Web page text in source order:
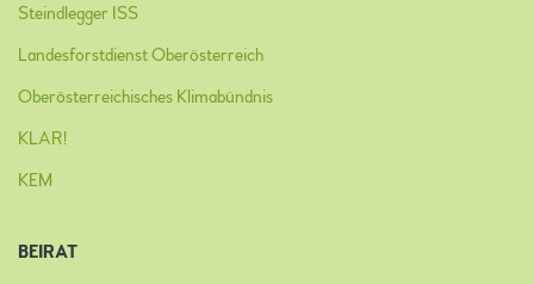
Steindlegger ISS
Landesforstdienst Oberösterreich
Oberösterreichisches Klimabündnis
KLAR!
KEM
BEIRAT